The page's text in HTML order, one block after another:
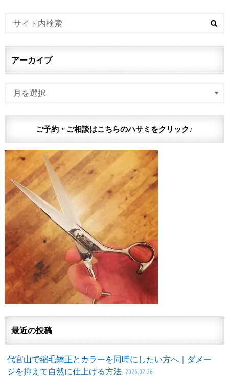
アーカイブ
ご予約・ご相談はこちらのハサミをクリック♪
最近の投稿
代官山で縮毛矯正とカラーを同時にしたい方へ｜ダメー
ジを抑えて自然に仕上げる方法 2026.02.26